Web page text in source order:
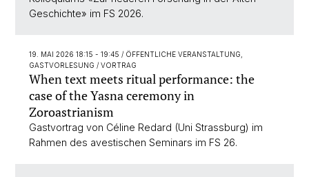
Geschichte» im FS 2026.
19. MAI 2026 18:15 - 19:45 / ÖFFENTLICHE VERANSTALTUNG,
GASTVORLESUNG / VORTRAG
When text meets ritual performance: the
case of the Yasna ceremony in
Zoroastrianism
Gastvortrag von Céline Redard (Uni Strassburg) im
Rahmen des avestischen Seminars im FS 26.